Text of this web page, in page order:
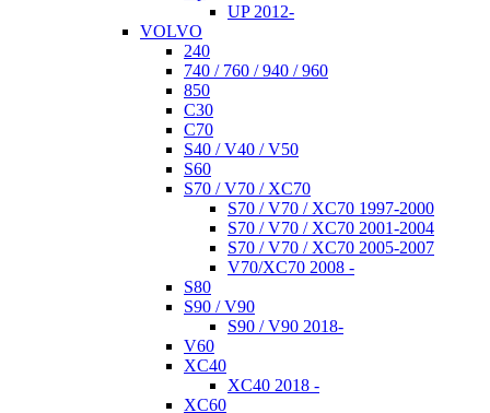
UP 2012-
VOLVO
240
740 / 760 / 940 / 960
850
C30
C70
S40 / V40 / V50
S60
S70 / V70 / XC70
S70 / V70 / XC70 1997-2000
S70 / V70 / XC70 2001-2004
S70 / V70 / XC70 2005-2007
V70/XC70 2008 -
S80
S90 / V90
S90 / V90 2018-
V60
XC40
XC40 2018 -
XC60